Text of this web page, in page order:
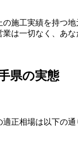
施工実績を持つ
は一切なく、あ
県の実態
正相場は以下の通